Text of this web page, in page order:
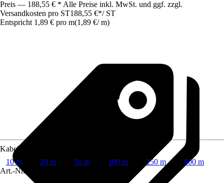
Preis — 188,55 € * Alle Preise inkl. MwSt. und ggf. zzgl.
Versandkosten pro ST188,55 €*/ ST
Entspricht 1,89 € pro m(1,89 €/ m)
Kabellänge
10 m
20 m 50 m 100 m 250 m
800 m
Art.-Nr.